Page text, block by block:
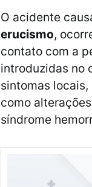
O acidente
erucismo,
contato com a
introduzidas no
sintomas
como
síndrome